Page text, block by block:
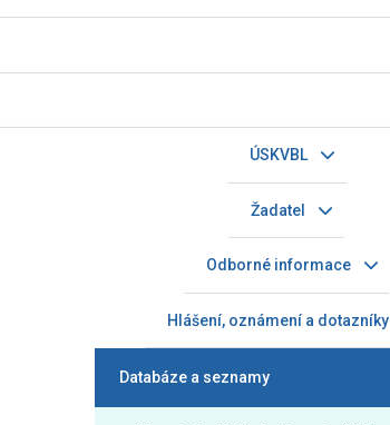
ÚSKVBL
Žadatel
Odborné informace
Hlášení, oznámení a dotazníky
Databáze a seznamy